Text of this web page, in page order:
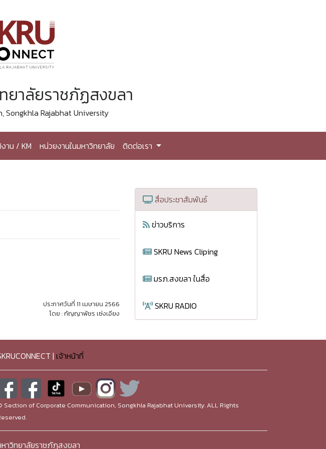
ยาลัยราชภัฏสงขลา
Songkhla Rajabhat University
าน / KM หน่วยงานในมหาวิทยาลัย ติดต่อเรา
ประกาศวันที่ 11 เมษายน 2566
โดย : กัญญาพัชร เซ่งเอียง
สื่อประชาสัมพันธ์
ข่าวบริการ
SKRU News Cliping
มรภ.สงขลา ในสื่อ
SKRU RADIO
| เจ้าหน้าที่
Section of Corporate Communication, Songkhla Rajabhat University. ALL Rights
าวิทยาลัยราชภัฏสงขลา